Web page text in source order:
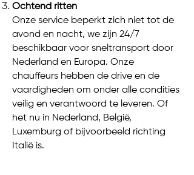
Ochtend ritten
Onze service beperkt zich niet tot de
avond en nacht, we zijn 24/7
beschikbaar voor sneltransport door
Nederland en Europa. Onze
chauffeurs hebben de drive en de
vaardigheden om onder alle condities
veilig en verantwoord te leveren. Of
het nu in Nederland, België,
Luxemburg of bijvoorbeeld richting
Italië is.